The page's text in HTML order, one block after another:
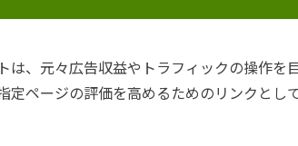
は、元々広告収益やトラフィックの操作を
定ページの評価を高めるためのリンクとし